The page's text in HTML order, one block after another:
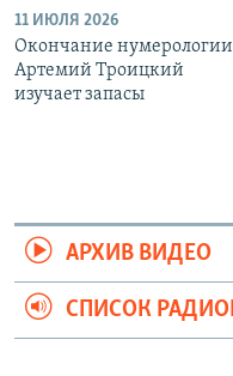
11 ИЮЛЯ 2026
Окончание
Артемий Троицкий
изучает запасы
АРХИВ ВИДЕО
СПИСОК